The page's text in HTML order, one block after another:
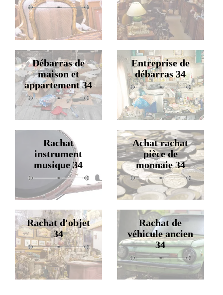
Débarras de
maison et
appartement 34
Entreprise de
débarras 34
Rachat
instrument
musique 34
Achat rachat
pièce de
monnaie 34
Rachat d'objet
34
Rachat de
véhicule ancien
34